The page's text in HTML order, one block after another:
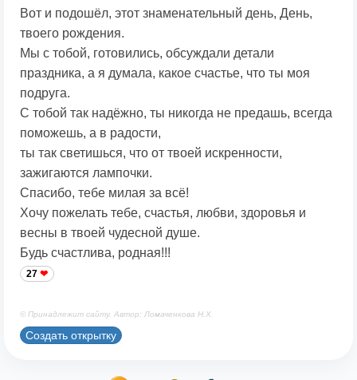
Вот и подошёл, этот знаменательный день, День,
твоего рождения.
Мы с тобой, готовились, обсуждали детали
праздника, а я думала, какое счастье, что ты моя
подруга.
С тобой так надёжно, ты никогда не предашь, всегда
поможешь, а в радости,
ты так светишься, что от твоей искренности,
зажигаются лампочки.
Спасибо, тебе милая за всё!
Хочу пожелать тебе, счастья, любви, здоровья и
весны в твоей чудесной душе.
Будь счастлива, родная!!!
27
© Принадлежит сайту. Автор: Ломаченкова Н.Х.
Создать открытку